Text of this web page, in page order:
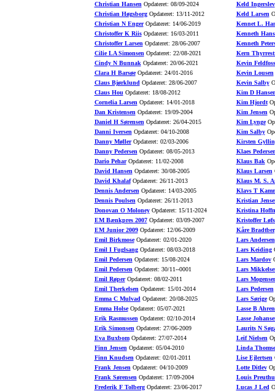
Christian Hansen Opdateret: 08/09-2024
Christian HøgsborgOpdateret: 13/11-2012
Christian N EngerOpdateret: 14/06-2019
Christoffer K RiisOpdateret: 16/03-2011
Christoffer Larsen Opdateret: 28/06-2007
Cilie LA Simonsen Opdateret: 22/08-2021
Cindy N Bunnak Opdateret: 20/06-2021
Clara H BarsøeOpdateret: 24/01-2016
Claus Bjørklund Opdateret: 28/06-2007
Claus Hou Opdateret: 18/08-2012
Cornelia Larsen Opdateret: 14/01-2018
Dan Kristensen Opdateret: 19/09-2004
Daniel H Sørensen Opdateret: 26/04-2015
Danni Iversen Opdateret: 04/10-2008
Danny MøllerOpdateret: 02/03-2006
Danny Pedersen Opdateret: 08/05-2013
Dario PeharOpdateret: 11/02-2008
David Hansen Opdateret: 30/08-2005
David KhalafOpdateret: 26/11-2013
Dennis Andersen Opdateret: 14/03-2005
Dennis Poulsen Opdateret: 26/11-2013
Donovan O MoloneyOpdateret: 15/11-2024
EM Bænkpres 2007Opdateret: 03/09-2007
EM Junior 2009Opdateret: 12/06-2009
Emil BirkmoseOpdateret: 02/01-2020
Emil I FuglsangOpdateret: 08/03-2018
Emil Pedersen Opdateret: 15/08-2024
Emil Pedersen Opdateret: 30/11--0001
Emil RøperOpdateret: 08/02-2011
Emil Therkelsen Opdateret: 15/01-2014
Emma C Mulvad Opdateret: 20/08-2025
Emma HolseOpdateret: 05/07-2021
Erik Rasmussen Opdateret: 02/10-2014
Erik Simonsen Opdateret: 27/06-2009
Eva BuxbomOpdateret: 27/07-2014
Finn Jensen Opdateret: 05/04-2010
Finn Knudsen Opdateret: 02/01-2011
Frank Jensen Opdateret: 04/10-2009
Frank Sørensen Opdateret: 17/09-2004
Frederik F TolbergOpdateret: 23/06-2017
Keld Ingerslev
Keld Larsen
Kennet L.
Kenneth
Kenneth
Kern
Kevin Feldfoss
Kevin Lousen
Kevin Salby
Kim D
Kim Hjordt
Kim Jensen
Kim Lynge
Kim Salby
Kirsten
Klaes
Klaus Bak
Klaus Larsen
Klaus M. S.
Klavs T
Kristian
Kristina
Kristoffer
Kåre
Lars Andersen
Lars Keiding
Lars Mardov
Lars
Lars
Lars Pedersen
Lars Sørige
Lasse B
Lasse
Laurits N
Leif Nielsen
Linda
Lise Ejlertsen
Lotte Ditlev
Louis
Lucas J Led